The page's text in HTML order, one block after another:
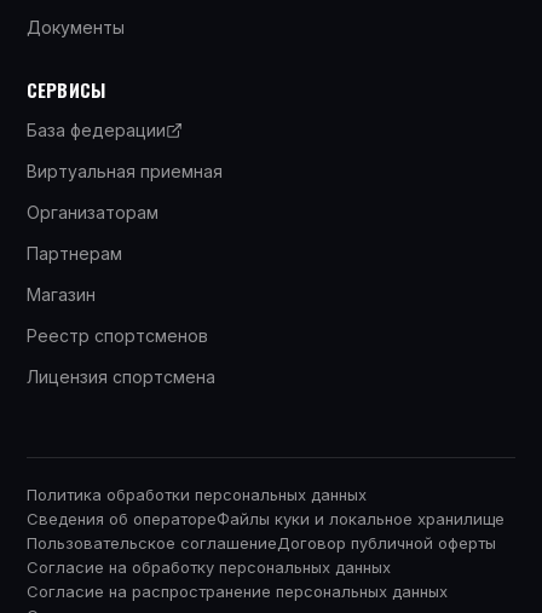
Документы
СЕРВИСЫ
База федерации
Виртуальная приемная
Организаторам
Партнерам
Магазин
Реестр спортсменов
Лицензия спортсмена
Политика обработки персональных данных
Сведения об оператореФайлы куки и локальное хранилище
Пользовательское соглашениеДоговор публичной оферты
Согласие на обработку персональных данных
Согласие на распространение персональных данных